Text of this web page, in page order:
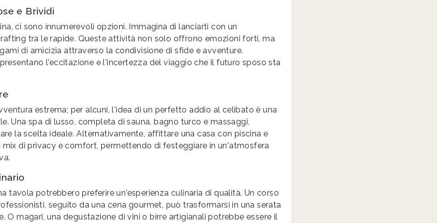
e Brividi
ci sono innumerevoli opzioni. Immagina di lanciarti con un
tra le rapide. Queste attività non solo offrono emozioni forti, ma
di amicizia attraverso la condivisione di sfide e avventure.
l'eccitazione e l'incertezza del viaggio che il futuro sposo sta
estrema; per alcuni, l'idea di un perfetto addio al celibato è una
Una spa di lusso, completa di sauna, bagno turco e massaggi,
la scelta ideale. Alternativamente, affittare una casa con piscina e
di privacy e comfort, permettendo di festeggiare in un'atmosfera
tavola potrebbero preferire un'esperienza culinaria di qualità. Un corso
seguito da una cena gourmet, può trasformarsi in una serata
O magari, una degustazione di vini o birre artigianali potrebbe essere il